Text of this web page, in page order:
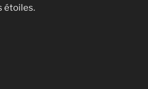
étoiles.